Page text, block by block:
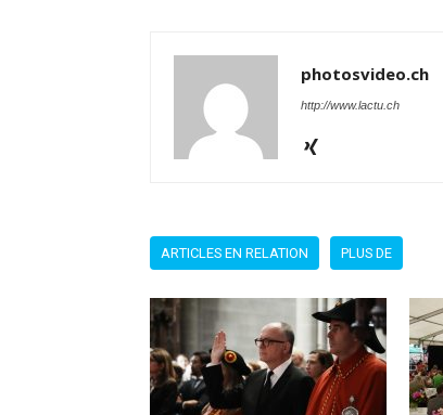
photosvideo.ch
http://www.lactu.ch
ARTICLES EN RELATION PLUS DE